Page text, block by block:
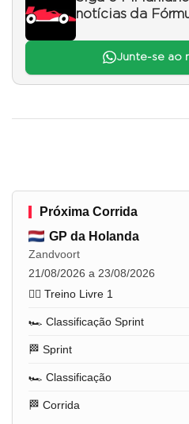
notícias da
Junte-se ao
Próxima Corrida
GP da Holanda
Zandvoort
21/08/2026 a 23/08/2026
🏋️‍♂️ Treino Livre 1
🏎️ Classificação Sprint
🏁 Sprint
🏎️ Classificação
🏁 Corrida